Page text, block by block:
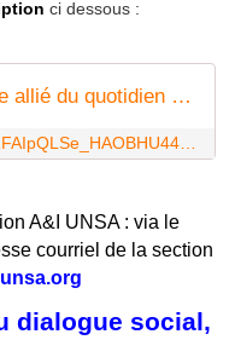
ci dessous :
VISIO RIS du SE-UNSA, votre allié du quotidien : Quelles démarches pour prendre ma retraite en 2025 ? Au choix : samedi 28 septembre 2024 à 9h30 ou mercredi 23 octobre 2024 à 14H
A&I UNSA : via le
courriel de la section
dialogue social,